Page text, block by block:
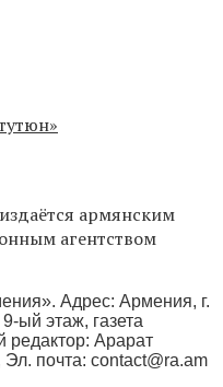
армянским
агентством
Адрес: Армения, г.
ый этаж, газета
редактор: Арарат
Эл. почта: contact@ra.am